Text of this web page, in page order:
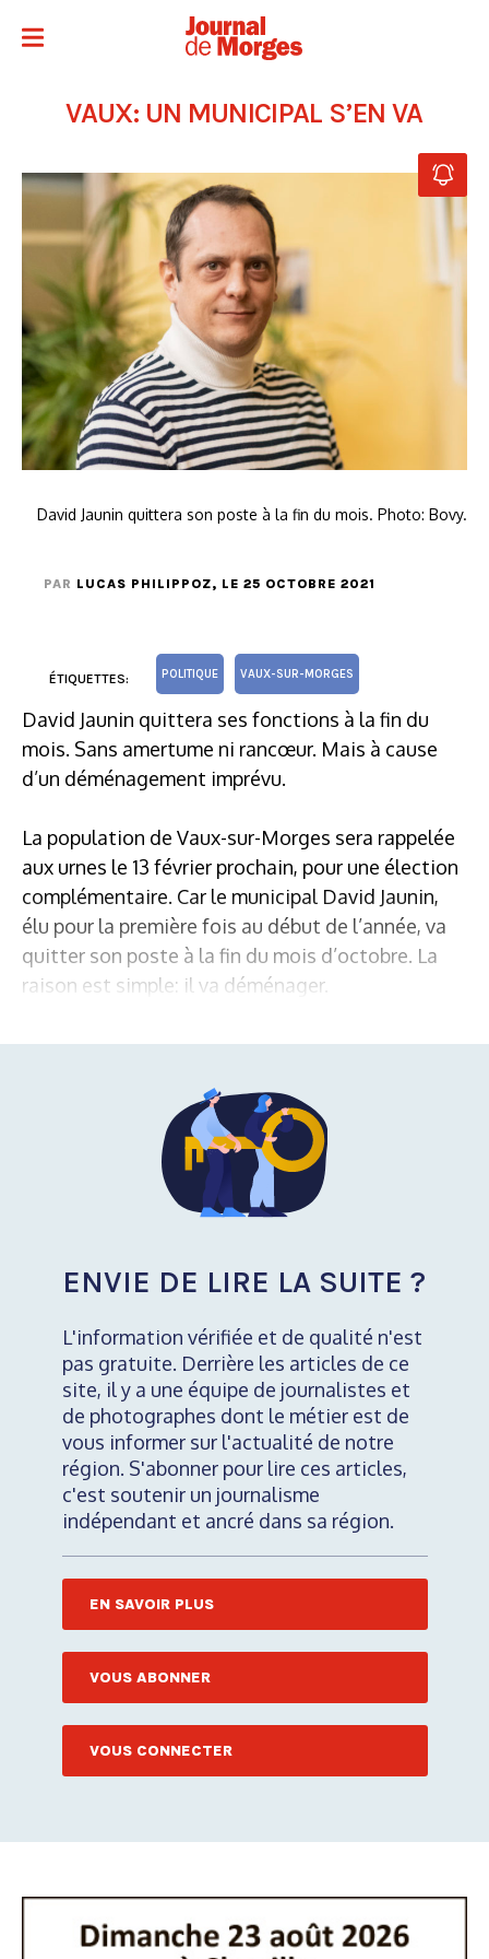
VAUX: UN MUNICIPAL S’EN VA
David Jaunin quittera son poste à la fin du mois. Photo: Bovy.
PAR LUCAS PHILIPPOZ, LE 25 OCTOBRE 2021
ÉTIQUETTES: POLITIQUE VAUX-SUR-MORGES
David Jaunin quittera ses fonctions à la fin du
mois. Sans amertume ni rancœur. Mais à cause
d’un déménagement imprévu.
La population de Vaux-sur-Morges sera rappelée
aux urnes le 13 février prochain, pour une élection
complémentaire. Car le municipal David Jaunin,
élu pour la première fois au début de l’année, va
quitter son poste à la fin du mois d’octobre. La
raison est simple: il va déménager.
ENVIE DE LIRE LA SUITE ?
L'information vérifiée et de qualité n'est
pas gratuite. Derrière les articles de ce
site, il y a une équipe de journalistes et
de photographes dont le métier est de
vous informer sur l'actualité de notre
région. S'abonner pour lire ces articles,
c'est soutenir un journalisme
indépendant et ancré dans sa région.
EN SAVOIR PLUS
VOUS ABONNER
VOUS CONNECTER